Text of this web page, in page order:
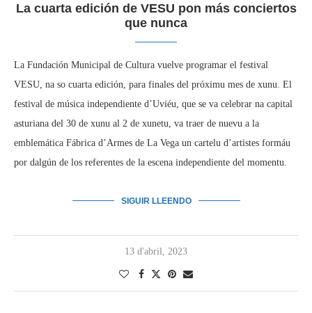
La cuarta edición de VESU pon más conciertos
que nunca
La Fundación Municipal de Cultura vuelve programar el festival
VESU, na so cuarta edición, para finales del próximu mes de xunu. El
festival de música independiente d’Uviéu, que se va celebrar na capital
asturiana del 30 de xunu al 2 de xunetu, va traer de nuevu a la
emblemática Fábrica d’Armes de La Vega un cartelu d’artistes formáu
por dalgún de los referentes de la escena independiente del momentu.
SIGUIR LLEENDO
13 d'abril, 2023